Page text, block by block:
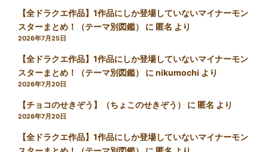
【全ドラクエ作品】1作品にしか登場していないマイナーモン
スターまとめ！（テーマ別図鑑）
に 匿名 より
2026年7月25日
【全ドラクエ作品】1作品にしか登場していないマイナーモン
スターまとめ！（テーマ別図鑑）
に nikumochi より
2026年7月20日
【チョコのせきぞう】（ちょこのせきぞう） に 匿名 より
2026年7月20日
【全ドラクエ作品】1作品にしか登場していないマイナーモン